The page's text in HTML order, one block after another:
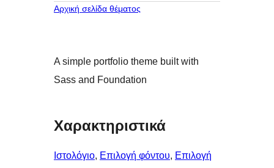
Αρχική σελίδα θέματος
A simple portfolio theme built with
Sass and Foundation
Χαρακτηριστικά
Ιστολόγιο, Επιλογή φόντου, Επιλογή